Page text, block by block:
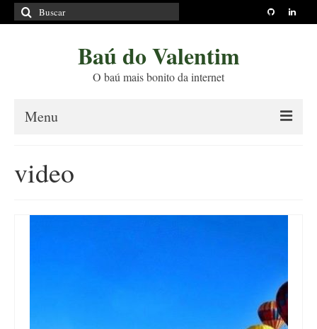
Buscar
por:
Baú do Valentim
O baú mais bonito da internet
Menu
Princípios Editoriais
Políticas e Termos
video